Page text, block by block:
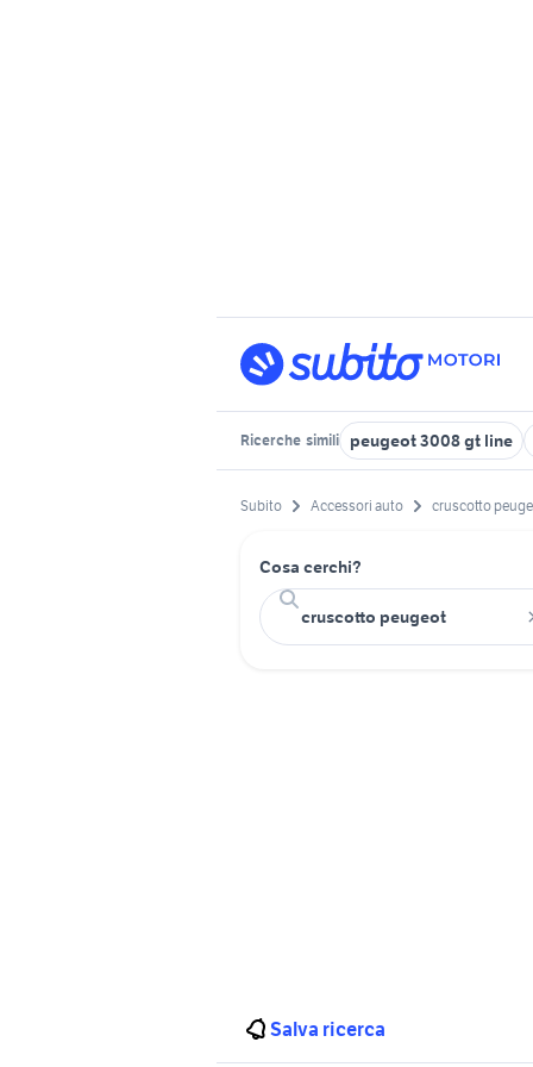
Ricerche simili peugeot 3008 gt line
Subito Accessori auto cruscotto
Cosa cerchi?
Salva ricerca